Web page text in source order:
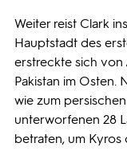
Weiter reist Clark
Hauptstadt des
erstreckte sich von
Pakistan im Osten.
wie zum
unterworfenen 28
betraten, um